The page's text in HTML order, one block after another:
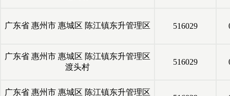
广东省 惠州市 惠城区 陈江镇东升管理区 516029
广东省 惠州市 惠城区 陈江镇东升管理区
渡头村
516029
广东省 惠州市 惠城区 陈江镇东升管理区